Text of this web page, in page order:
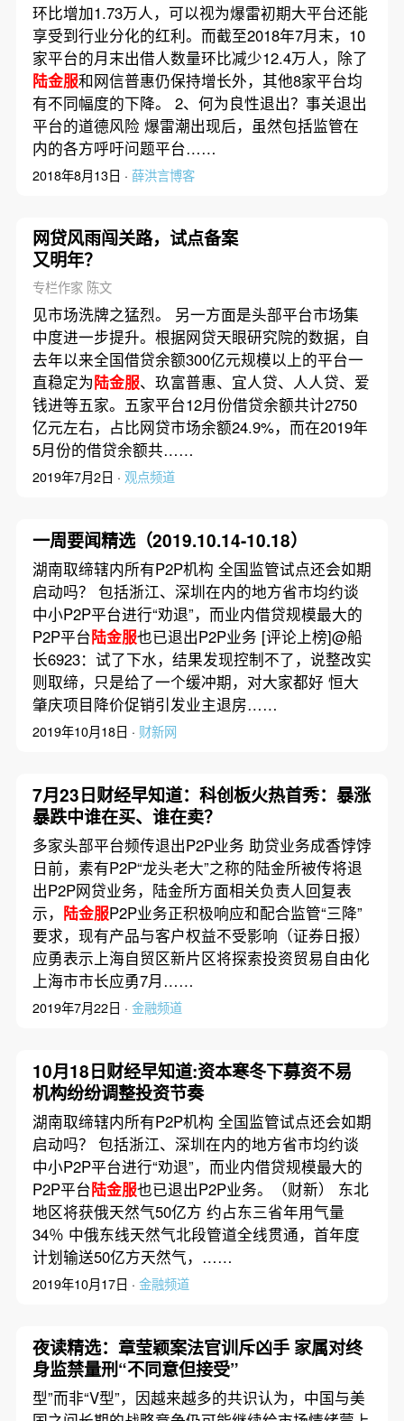
环比增加1.73万人，可以视为爆雷初期大平台还能
享受到行业分化的红利。而截至2018年7月末，10
家平台的月末出借人数量环比减少12.4万人，除了
陆金服和网信普惠仍保持增长外，其他8家平台均
有不同幅度的下降。 2、何为良性退出？事关退出
平台的道德风险 爆雷潮出现后，虽然包括监管在
内的各方呼吁问题平台……
2018年8月13日 · 薛洪言博客
网贷风雨闯关路，试点备案
又明年？
专栏作家 陈文
见市场洗牌之猛烈。 另一方面是头部平台市场集
中度进一步提升。根据网贷天眼研究院的数据，自
去年以来全国借贷余额300亿元规模以上的平台一
直稳定为陆金服、玖富普惠、宜人贷、人人贷、爱
钱进等五家。五家平台12月份借贷余额共计2750
亿元左右，占比网贷市场余额24.9%，而在2019年
5月份的借贷余额共……
2019年7月2日 · 观点频道
一周要闻精选（2019.10.14-10.18）
湖南取缔辖内所有P2P机构 全国监管试点还会如期
启动吗？ 包括浙江、深圳在内的地方省市均约谈
中小P2P平台进行“劝退”，而业内借贷规模最大的
P2P平台陆金服也已退出P2P业务 [评论上榜]@船
长6923：试了下水，结果发现控制不了，说整改实
则取缔，只是给了一个缓冲期，对大家都好 恒大
肇庆项目降价促销引发业主退房……
2019年10月18日 · 财新网
7月23日财经早知道：科创板火热首秀：暴涨
暴跌中谁在买、谁在卖？
多家头部平台频传退出P2P业务 助贷业务成香饽饽
日前，素有P2P“龙头老大”之称的陆金所被传将退
出P2P网贷业务，陆金所方面相关负责人回复表
示， 陆金服P2P业务正积极响应和配合监管“三降”
要求，现有产品与客户权益不受影响（证券日报）
应勇表示上海自贸区新片区将探索投资贸易自由化
上海市市长应勇7月……
2019年7月22日 · 金融频道
10月18日财经早知道:资本寒冬下募资不易
机构纷纷调整投资节奏
湖南取缔辖内所有P2P机构 全国监管试点还会如期
启动吗？ 包括浙江、深圳在内的地方省市均约谈
中小P2P平台进行“劝退”，而业内借贷规模最大的
P2P平台陆金服也已退出P2P业务。（财新） 东北
地区将获俄天然气50亿方 约占东三省年用气量
34％ 中俄东线天然气北段管道全线贯通，首年度
计划输送50亿方天然气，……
2019年10月17日 · 金融频道
夜读精选：章莹颖案法官训斥凶手 家属对终
身监禁量刑“不同意但接受”
型”而非“V型”，因越来越多的共识认为，中国与美